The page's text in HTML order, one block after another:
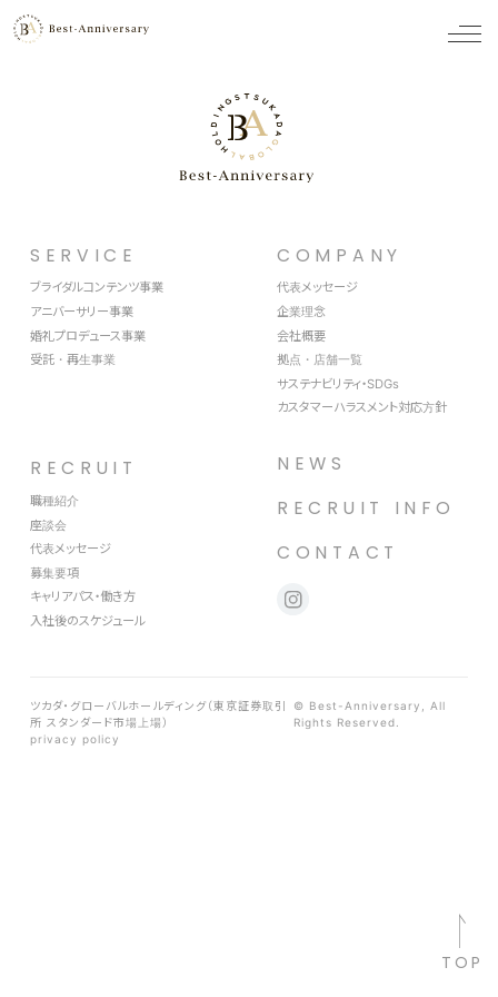
メ
TOP
SERVICE
ブライダルコンテンツ事業
アニバーサリー事業
婚礼プロデュース事業
受託・再生事業
COMPANY
代表メッセージ
企業理念
会社概要
拠点・店舗一覧
サステナビリティ・SDGs
カスタマーハラスメント対応方針
RECRUIT
職種紹介
座談会
代表メッセージ
募集要項
キャリアパス・働き方
入社後のスケジュール
NEWS
RECRUIT INFO
CONTACT
ツカダ・グローバルホールディング（東京証券取引
所 スタンダード市場上場）
privacy policy
© Best-Anniversary, All
Rights Reserved.